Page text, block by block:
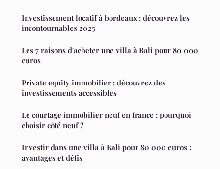
Investissement locatif à bordeaux : découvrez les
incontournables 2025
Les 7 raisons d'acheter une villa à Bali pour 80 000
euros
Private equity immobilier : découvrez des
investissements accessibles
Le courtage immobilier neuf en france : pourquoi
choisir côté neuf ?
Investir dans une villa à Bali pour 80 000 euros :
avantages et défis